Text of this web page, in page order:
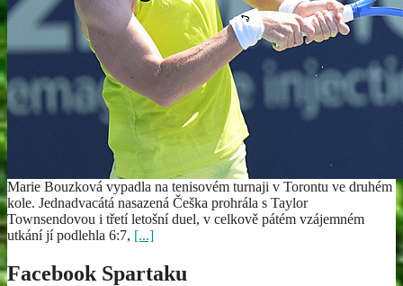
Marie Bouzková vypadla na tenisovém turnaji v Torontu ve druhém
kole. Jednadvacátá nasazená Češka prohrála s Taylor
Townsendovou i třetí letošní duel, v celkově pátém vzájemném
utkání jí podlehla 6:7, [...]
Facebook Spartaku